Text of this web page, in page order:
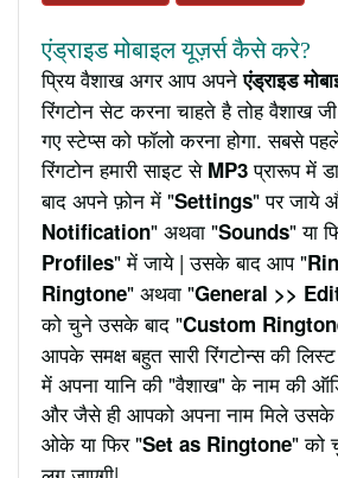
एंड्राइड मोबाइल यूज़र्स कैसे करे?
प्रिय वैशाख अगर आप अपनेएंड्राइड
रिंगटोन सेट करना चाहते है तोह वैशाख
गए स्टेप्स को फॉलो करना होगा. सबसे
रिंगटोन हमारी साइट से MP3प्रारूप में
बाद अपने फ़ोन में "Settings" पर जाये
Notification" अथवा "Sounds" या
Profiles" में जाये | उसके बाद आप "
Ringtone" अथवा "General >>
को चुने उसके बाद "Custom
आपके समक्ष बहुत सारी रिंगटोन्स की
में अपना यानि की "वैशाख" के नाम की
और जैसे ही आपको अपना नाम मिले
ओके या फिर "Set as Ringtone" को